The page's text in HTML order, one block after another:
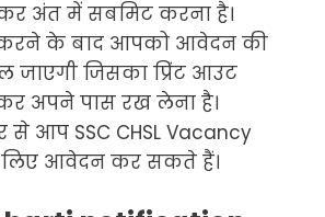
अंत में सबमिट करना है।
के बाद आपको आवेदन की
जाएगी जिसका प्रिंट आउट
अपने पास रख लेना है।
से आप SSC CHSL Vacancy
आवेदन कर सकते हैं।